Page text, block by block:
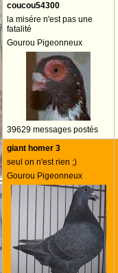
coucou54300
la misére n'est pas une
fatalité
Gourou Pigeonneux
39629 messages postés
giant homer 3
seul on n'est rien ;)
Gourou Pigeonneux